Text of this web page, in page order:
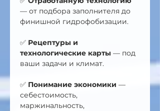
— от подбора заполнителя до
финишной гидрофобизации.
✅ Рецептуры и
технологические карты — под
ваши задачи и климат.
✅ Понимание экономики —
себестоимость,
маржинальность,